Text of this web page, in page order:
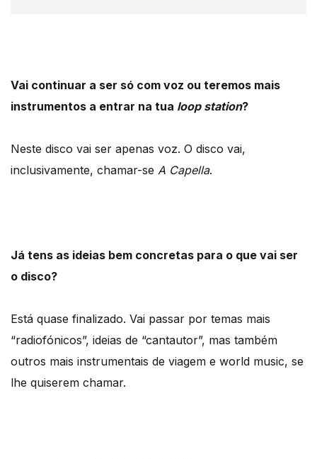
Vai continuar a ser só com voz ou teremos mais
instrumentos a entrar na tua loop station?
Neste disco vai ser apenas voz. O disco vai,
inclusivamente, chamar-se A Capella.
Já tens as ideias bem concretas para o que vai ser
o disco?
Está quase finalizado. Vai passar por temas mais
“radiofónicos”, ideias de “cantautor”, mas também
outros mais instrumentais de viagem e world music, se
lhe quiserem chamar.